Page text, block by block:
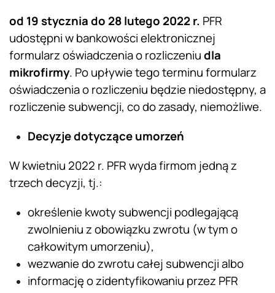
od 19 stycznia do 28 lutego 2022 r. PFR
udostępni w bankowości elektronicznej
formularz oświadczenia o rozliczeniudla
mikrofirmy. Po upływie tego terminu formularz
oświadczenia o rozliczeniu będzie niedostępny, a
rozliczenie subwencji, co do zasady, niemożliwe.
Decyzje dotyczące umorzeń
W kwietniu 2022 r. PFR wyda firmom jedną z
trzech decyzji, tj.:
określenie kwoty subwencji podlegającą
zwolnieniu z obowiązku zwrotu (w tym o
całkowitym umorzeniu),
wezwanie do zwrotu całej subwencji albo
informację o zidentyfikowaniu przez PFR